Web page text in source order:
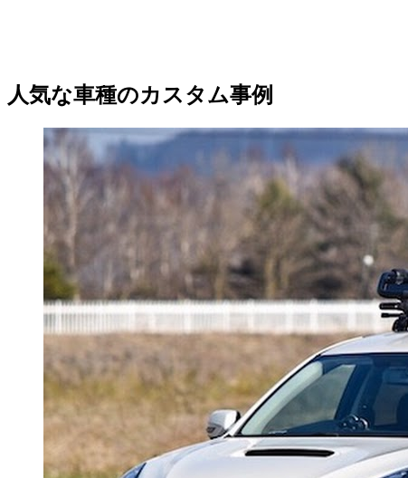
人気な車種のカスタム事例